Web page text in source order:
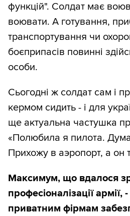
функцій". Солдат має
воювати. А готування,
транспортування чи
боєприпасів повинні
особи.
Сьогодні ж солдат сам і
кермом сидить - і для
ще актуальна частушка
«Полюбила я пилота.
Прихожу в аэропорт, а он
Максимум, що вдалося
професіоналізації
приватним фірмам